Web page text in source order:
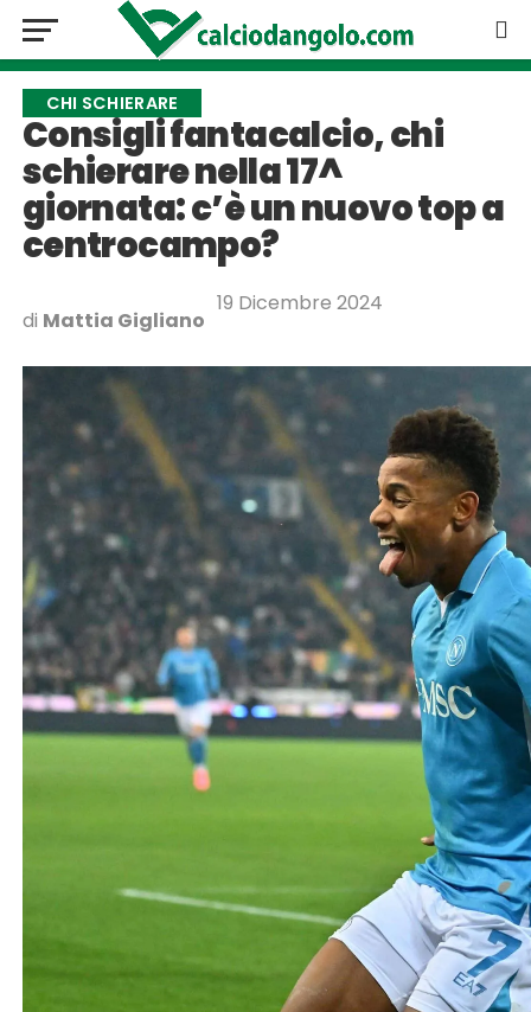
CHI SCHIERARE
Consigli fantacalcio, chi
schierare nella 17^
giornata: c’è un nuovo top a
centrocampo?
di Mattia Gigliano
19 Dicembre 2024